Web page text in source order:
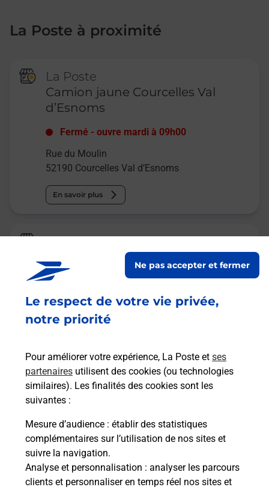
Le respect de votre vie privée,
notre priorité
Pour améliorer votre expérience, La Poste et ses
partenaires utilisent des cookies (ou technologies
similaires). Les finalités des cookies sont les
suivantes :
Mesure d’audience : établir des statistiques
complémentaires sur l’utilisation de nos sites et
suivre la navigation.
Analyse et personnalisation : analyser les parcours
clients et personnaliser en temps réel nos sites et
Ne pas accepter et fermer
La Poste à proximité
La Poste
Camion jaune Courcelles Val
d’Esnoms
Fermé -ouvre mardi à 09h00
Rue du Moulin
52190 Courcelles Val d’Esnoms
En savoir plus
La Poste
Camion jaune Chatoillenot
ouvre mardi à 09h00
Place Martin
52190 Chatoillenot
Malin !
La Poste
en ligne
Ouvert 24h/24
En savoir plus